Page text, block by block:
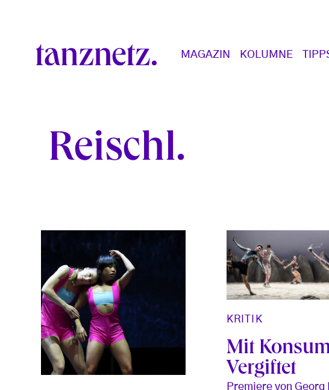
Main navigation
MAGAZIN KOLUMNE
Reischl
KRITIK
Mit
Vergiftet
Premiere von Georg